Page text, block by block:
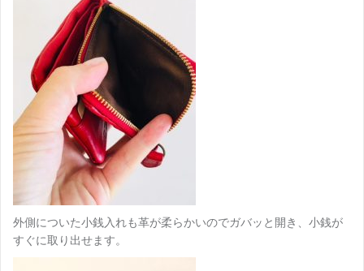
外側についた小銭入れも革が柔らかいのでガバッと開き、小銭が
すぐに取り出せます。